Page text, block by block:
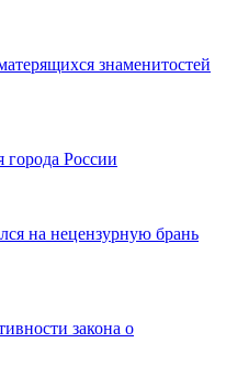
знаменитостей
России
на нецензурную брань
закона о